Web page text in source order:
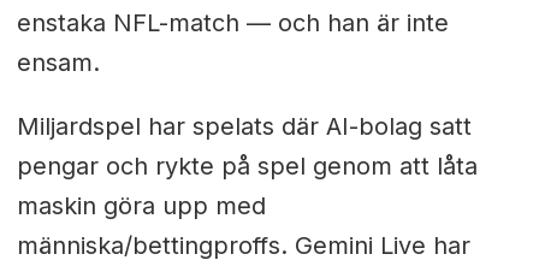
enstaka NFL-match — och han är inte
ensam.
Miljardspel har spelats där AI-bolag satt
pengar och rykte på spel genom att låta
maskin göra upp med
människa/bettingproffs. Gemini Live har